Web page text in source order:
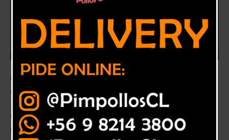
Los cementeros derrotaron a Deportes La Serena por dos goles a uno
en la apertura de la cuarta fecha.
La derrota de la semana pasada fue muy dura ante la U en el Nacional
por tres goles acero. Por ello los caleranos debían levantar cabeza y